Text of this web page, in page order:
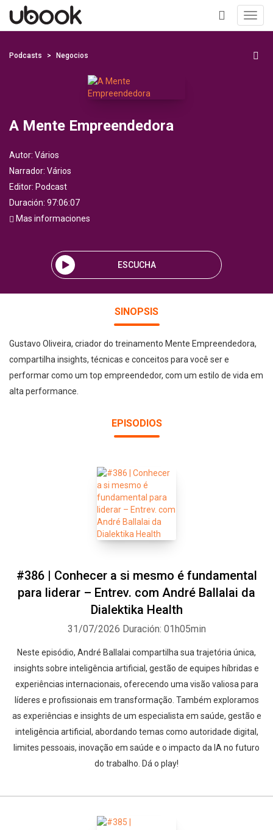
+
Podcasts Negocios
A Mente Empreendedora
Autor: Vários
Narrador: Vários
Editor: Podcast
Duración: 97:06:07
Mas informaciones
ESCUCHA
SINOPSIS
Gustavo Oliveira, criador do treinamento Mente Empreendedora,
compartilha insights, técnicas e conceitos para você ser e
performar como um top empreendedor, com um estilo de vida em
alta performance.
EPISODIOS
#386 | Conhecer a si mesmo é fundamental
para liderar – Entrev. com André Ballalai da
Dialektika Health
31/07/2026 Duración: 01h05min
Neste episódio, André Ballalai compartilha sua trajetória única,
insights sobre inteligência artificial, gestão de equipes híbridas e
experiências internacionais, oferecendo uma visão valiosa para
líderes e profissionais em transformação. Também exploramos
as experiências e insights de um especialista em saúde, gestão e
inteligência artificial, abordando temas como autoridade digital,
limites pessoais, inovação em saúde e o impacto da IA ​​no futuro
do trabalho. Dá o play!